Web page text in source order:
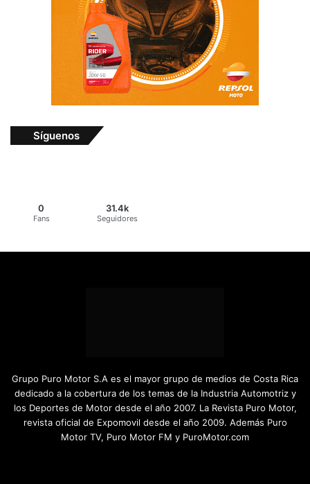
Síguenos
0
Fans
31.4k
Seguidores
Grupo Puro Motor S.A es el mayor grupo de medios de Costa Rica
dedicado a la cobertura de los temas de la Industria Automotriz y
los Deportes de Motor desde el año 2007. La Revista Puro Motor,
revista oficial de Expomovil desde el año 2009. Además Puro
Motor TV, Puro Motor FM y PuroMotor.com